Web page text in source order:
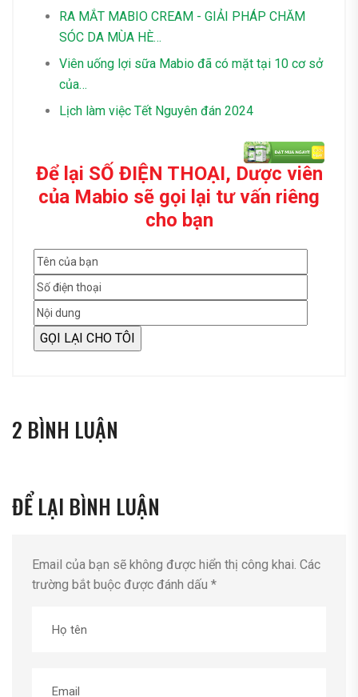
RA MẮT MABIO CREAM - GIẢI PHÁP CHĂM
SÓC DA MÙA HÈ…
Viên uống lợi sữa Mabio đã có mặt tại 10 cơ sở
của…
Lịch làm việc Tết Nguyên đán 2024
Để lại SỐ ĐIỆN THOẠI, Dược viên
của Mabio sẽ gọi lại tư vấn riêng
cho bạn
2 BÌNH LUẬN
ĐỂ LẠI BÌNH LUẬN
Email của bạn sẽ không được hiển thị công khai. Các
trường bắt buộc được đánh dấu *